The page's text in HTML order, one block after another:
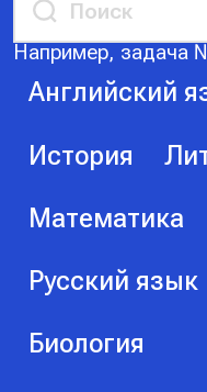
Например, задача
Английский
История
Математика
Русский язык
Биология